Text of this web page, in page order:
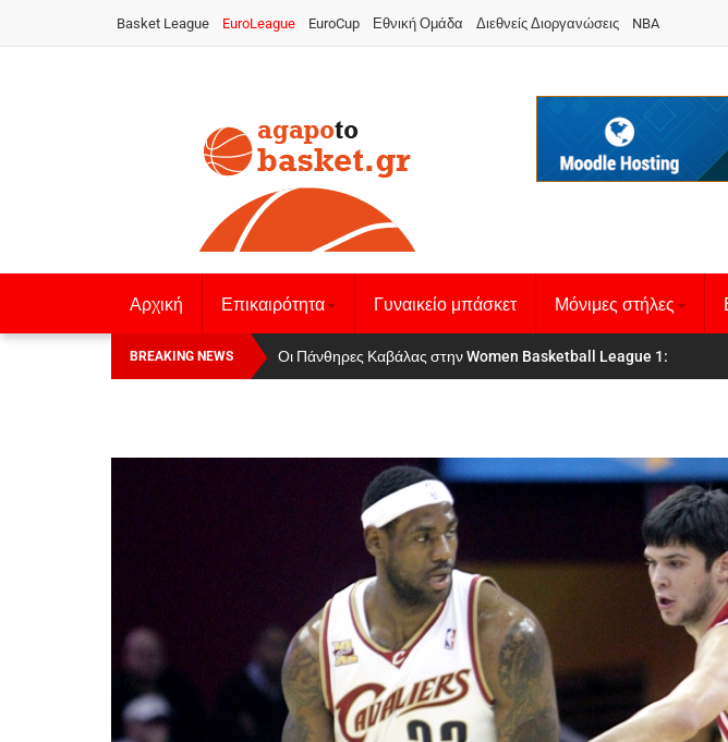
Basket League EuroLeague EuroCup Εθνική Ομάδα Διεθνείς Διοργανώσεις NBA
Αρχική Επικαιρότητα Γυναικείο μπάσκετ Μόνιμες στήλες
BREAKING NEWS Οι Πάνθηρες Καβάλας στην Women Basketball League 1
Αναχώρησε για τα Γιάννενα η Εθνική Γυναικών